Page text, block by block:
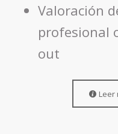
Valoración
profesional
out
Leer